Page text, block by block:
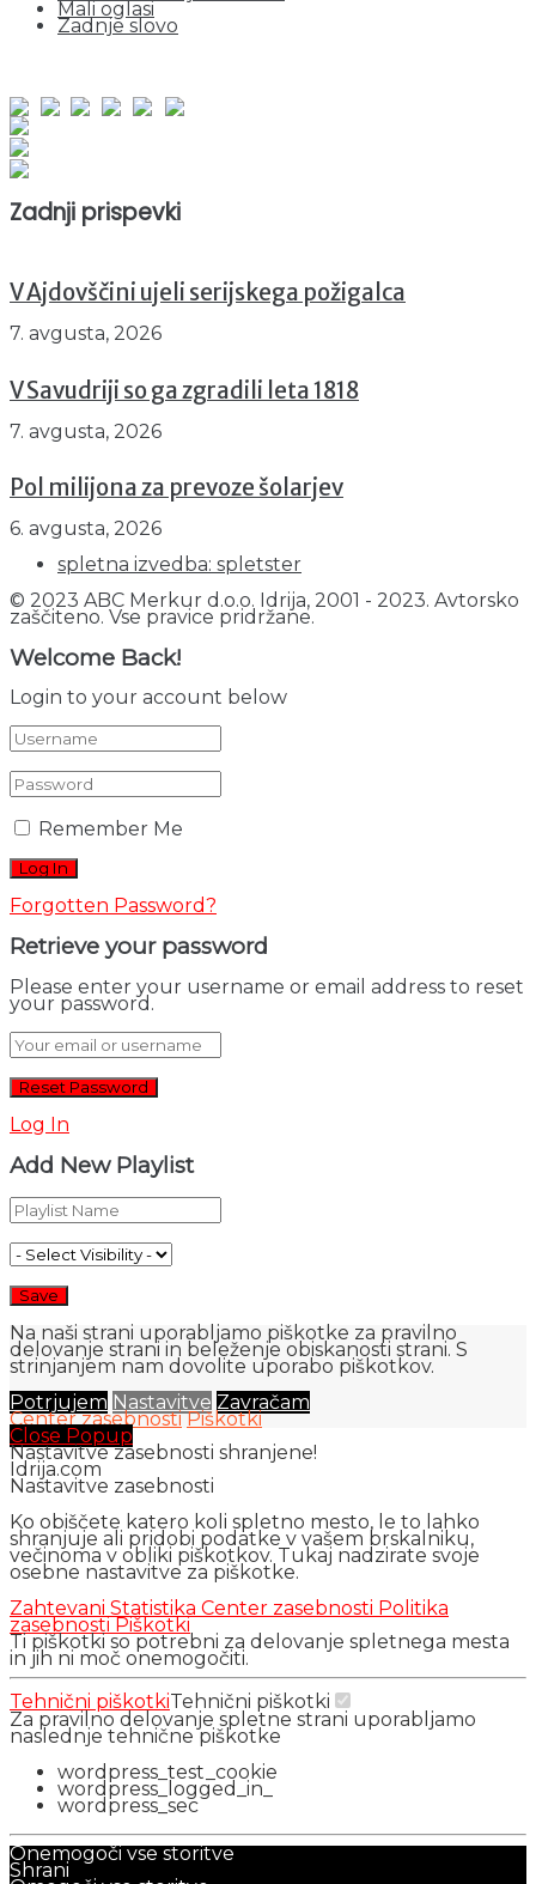
Mali oglasi
Zadnje slovo
Zadnji prispevki
V Ajdovščini ujeli serijskega požigalca
7. avgusta, 2026
V Savudriji so ga zgradili leta 1818
7. avgusta, 2026
Pol milijona za prevoze šolarjev
6. avgusta, 2026
spletna izvedba: spletster
© 2023 ABC Merkur d.o.o. Idrija, 2001 - 2023. Avtorsko
zaščiteno. Vse pravice pridržane.
Welcome Back!
Login to your account below
Remember Me
Forgotten Password?
Retrieve your password
Please enter your username or email address to reset
your password.
Log In
Add New Playlist
Na naši strani uporabljamo piškotke za pravilno
delovanje strani in beleženje obiskanosti strani. S
strinjanjem nam dovolite uporabo piškotkov.
Potrjujem Nastavitve Zavračam
Center zasebnosti Piškotki
Close Popup
Nastavitve zasebnosti shranjene!
Idrija.com
Nastavitve zasebnosti
Ko obiščete katero koli spletno mesto, le to lahko
shranjuje ali pridobi podatke v vašem brskalniku,
večinoma v obliki piškotkov. Tukaj nadzirate svoje
osebne nastavitve za piškotke.
Zahtevani Statistika Center zasebnosti Politika
zasebnosti Piškotki
Ti piškotki so potrebni za delovanje spletnega mesta
in jih ni moč onemogočiti.
Tehnični piškotkiTehnični piškotki
Za pravilno delovanje spletne strani uporabljamo
naslednje tehnične piškotke
wordpress_test_cookie
wordpress_logged_in_
wordpress_sec
Onemogoči vse storitve
Shrani